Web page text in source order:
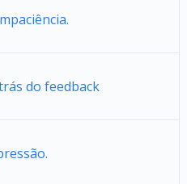
do feedback